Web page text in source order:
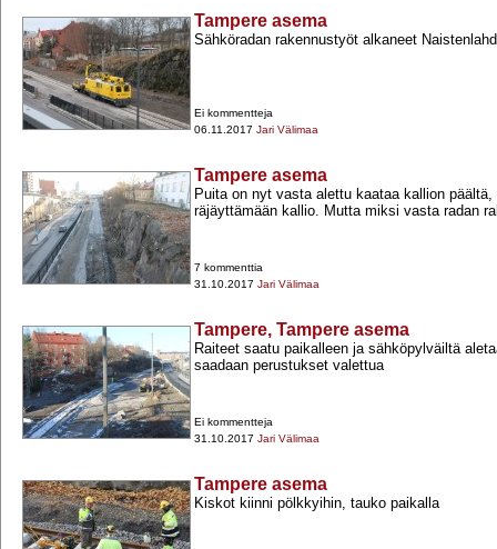
Tampere asema
Sähköradan rakennustyöt alkaneet
Ei kommentteja
06.11.2017 Jari Välimaa
Tampere asema
Puita on nyt vasta alettu kaataa kallion päältä,
räjäyttämään kallio. Mutta miksi vasta radan
7 kommenttia
31.10.2017 Jari Välimaa
Tampere, Tampere asema
Raiteet saatu paikalleen ja sähköpylväiltä
saadaan perustukset valettua
Ei kommentteja
31.10.2017 Jari Välimaa
Tampere asema
Kiskot kiinni pölkkyihin, tauko paikalla